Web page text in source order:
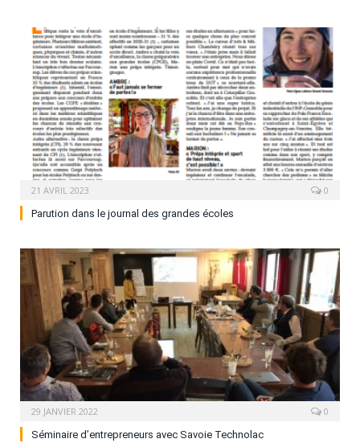
21 AVRIL 2023
0
Parution dans le journal des grandes écoles
29 JANVIER 2022
0
Séminaire d’entrepreneurs avec Savoie Technolac